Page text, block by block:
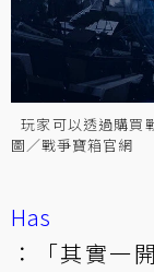
玩家可以透過購
圖／戰爭寶箱官網
Has
：「其實一